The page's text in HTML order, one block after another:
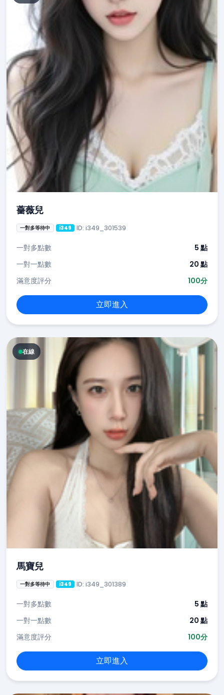
薔薇兒
一對多等待中 i349 ID: i349_301539
一對多點數
5 點
一對一點數
20 點
滿意度評分
100分
立即進入
在線
馬寶兒
一對多等待中 i349 ID: i349_301389
一對多點數
5 點
一對一點數
20 點
滿意度評分
100分
立即進入